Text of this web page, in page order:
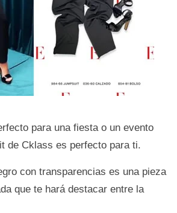
para una fiesta o un evento
de Cklass es perfecto para ti.
con transparencias es una pieza
que te hará destacar entre la